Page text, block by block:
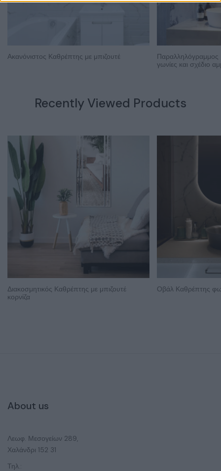
Ακανόνιστος Καθρέπτης με μπιζουτέ
γωνίες και σχέδιο
Recently Viewed Products
Διακοσμητικός Καθρέπτης με μπιζουτέ
κορνίζα
Οβάλ Καθρέπτης
About us
Λεωφ. Μεσογείων 289,
Χαλάνδρι 152 31
Τηλ.: